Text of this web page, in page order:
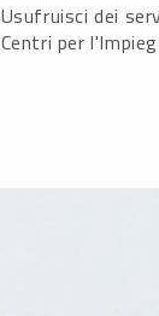
Usufruisci dei
Centri per